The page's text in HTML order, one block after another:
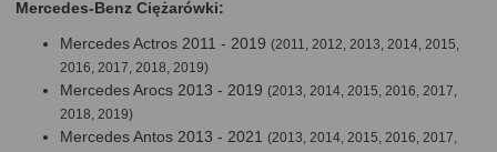
Mercedes-Benz Ciężarówki:
Mercedes Actros 2011 - 2019 (2011, 2012, 2013, 2014, 2015,
2016, 2017, 2018, 2019)
Mercedes Arocs 2013 - 2019 (2013, 2014, 2015, 2016, 2017,
2018, 2019)
Mercedes Antos 2013 - 2021 (2013, 2014, 2015, 2016, 2017,